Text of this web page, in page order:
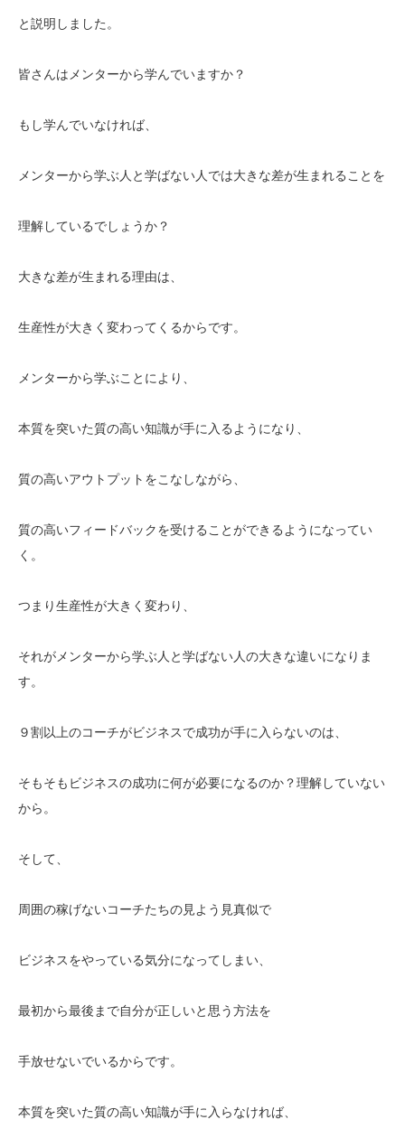
と説明しました。
皆さんはメンターから学んでいますか？
もし学んでいなければ、
メンターから学ぶ人と学ばない人では大きな差が生まれることを
理解しているでしょうか？
大きな差が生まれる理由は、
生産性が大きく変わってくるからです。
メンターから学ぶことにより、
本質を突いた質の高い知識が手に入るようになり、
質の高いアウトプットをこなしながら、
質の高いフィードバックを受けることができるようになってい
く。
つまり生産性が大きく変わり、
それがメンターから学ぶ人と学ばない人の大きな違いになりま
す。
９割以上のコーチがビジネスで成功が手に入らないのは、
そもそもビジネスの成功に何が必要になるのか？理解していない
から。
そして、
周囲の稼げないコーチたちの見よう見真似で
ビジネスをやっている気分になってしまい、
最初から最後まで自分が正しいと思う方法を
手放せないでいるからです。
本質を突いた質の高い知識が手に入らなければ、